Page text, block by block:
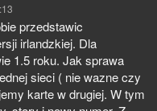
przedstawic
irlandzkiej. Dla
1.5 roku. Jak sprawa
sieci ( nie wazne czy
karte w drugiej. W tym